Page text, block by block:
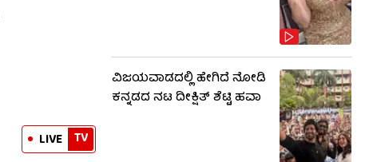
LIVE TV
ವಿಜಯವಾಡದಲ್ಲಿ ಹೇಗಿದೆ ನೋಡಿ
ಕನ್ನಡದ ನಟ ದೀಕ್ಷಿತ್ ಶೆಟ್ಟಿ ಹವಾ